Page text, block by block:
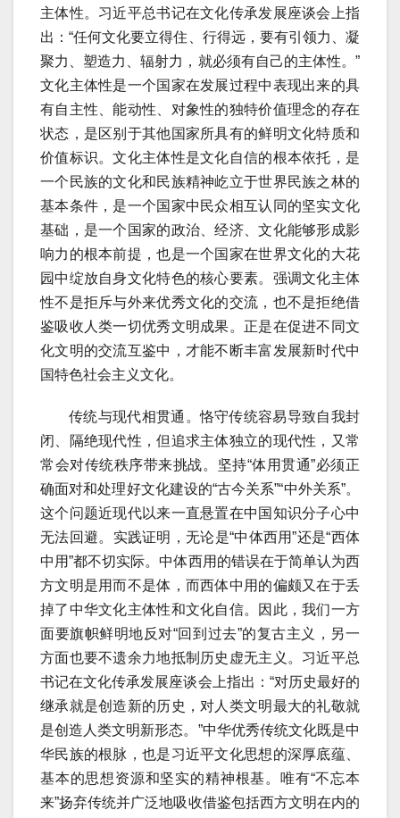
主体性。习近平总书记在文化传承发展座谈会上指
出：“任何文化要立得住、行得远，要有引领力、凝
聚力、塑造力、辐射力，就必须有自己的主体性。”
文化主体性是一个国家在发展过程中表现出来的具
有自主性、能动性、对象性的独特价值理念的存在
状态，是区别于其他国家所具有的鲜明文化特质和
价值标识。文化主体性是文化自信的根本依托，是
一个民族的文化和民族精神屹立于世界民族之林的
基本条件，是一个国家中民众相互认同的坚实文化
基础，是一个国家的政治、经济、文化能够形成影
响力的根本前提，也是一个国家在世界文化的大花
园中绽放自身文化特色的核心要素。强调文化主体
性不是拒斥与外来优秀文化的交流，也不是拒绝借
鉴吸收人类一切优秀文明成果。正是在促进不同文
化文明的交流互鉴中，才能不断丰富发展新时代中
国特色社会主义文化。
传统与现代相贯通。恪守传统容易导致自我封
闭、隔绝现代性，但追求主体独立的现代性，又常
常会对传统秩序带来挑战。坚持“体用贯通”必须正
确面对和处理好文化建设的“古今关系”“中外关系”。
这个问题近现代以来一直悬置在中国知识分子心中
无法回避。实践证明，无论是“中体西用”还是“西体
中用”都不切实际。中体西用的错误在于简单认为西
方文明是用而不是体，而西体中用的偏颇又在于丢
掉了中华文化主体性和文化自信。因此，我们一方
面要旗帜鲜明地反对“回到过去”的复古主义，另一
方面也要不遗余力地抵制历史虚无主义。习近平总
书记在文化传承发展座谈会上指出：“对历史最好的
继承就是创造新的历史，对人类文明最大的礼敬就
是创造人类文明新形态。”中华优秀传统文化既是中
华民族的根脉，也是习近平文化思想的深厚底蕴、
基本的思想资源和坚实的精神根基。唯有“不忘本
来”扬弃传统并广泛地吸收借鉴包括西方文明在内的